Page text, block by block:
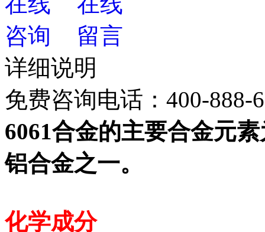
详细说明
免费咨询电话： 400-888-
6061合金的主要合金元
铝合金之一。
化学成分